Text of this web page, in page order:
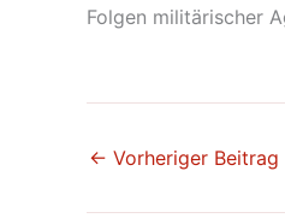
Folgen militärischer
← Vorheriger Beitrag